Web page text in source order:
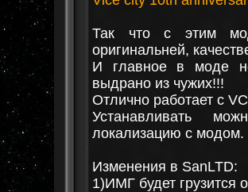
Так что с этим
оригинальней,
И главное в моде
выдрано из чужих!!!
Отлично работает с
Устанавливать
локализацию с модом.
Изменения в SanLTD:
1)ИМГ будет грузится